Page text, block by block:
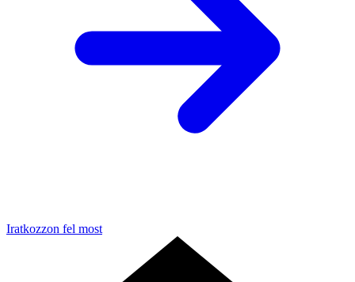
Iratkozzon fel most